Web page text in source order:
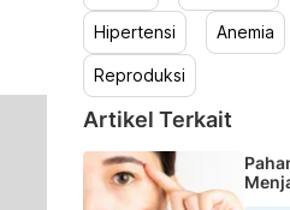
Hipertensi Anemia
Reproduksi
Artikel Terkait